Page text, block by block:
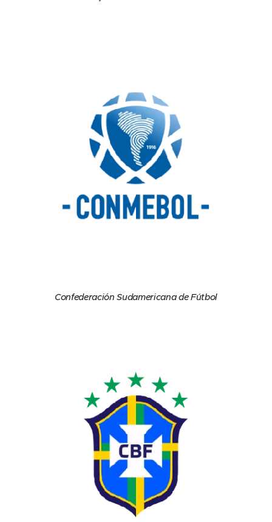
Confederación Sudamericana de Fútbol